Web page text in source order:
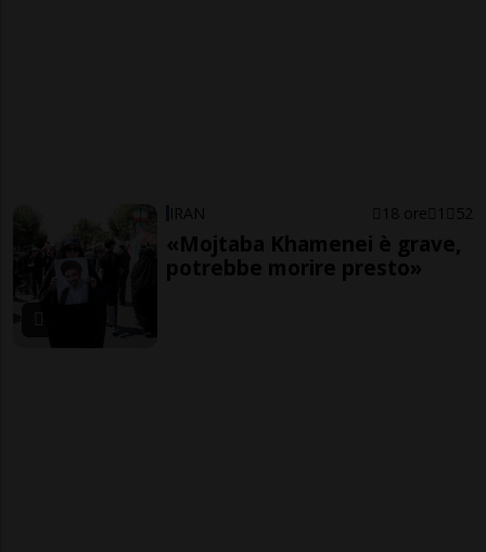
IRAN 18 ore 1 52
«Mojtaba Khamenei è grave,
potrebbe morire presto»